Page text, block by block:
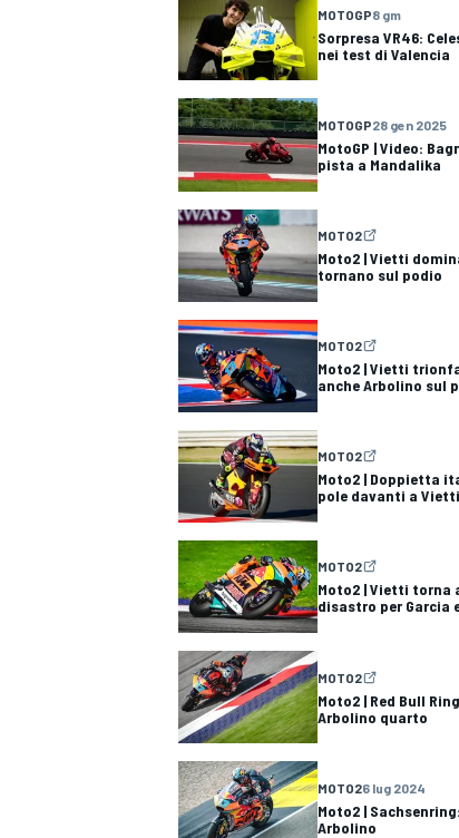
MONOPOSTO
MOTOGP8 gm
Sorpresa VR46:
nei test di Valencia
MOTOGP28 gen 2025
MotoGP | Video:
pista a Mandalika
MOTO2
Moto2 | Vietti
tornano sul podio
MOTO2
Moto2 | Vietti
anche Arbolino sul
MOTO2
Moto2 | Doppietta
pole davanti a Vietti
MOTO2
Moto2 | Vietti torna
disastro per Garcia
MOTO2
Moto2 | Red Bull
Arbolino quarto
MOTO26 lug 2024
Moto2 |
Arbolino